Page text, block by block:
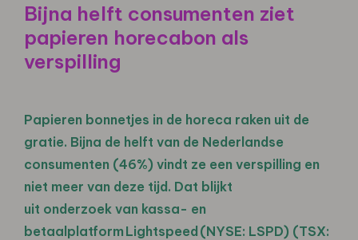
Bijna helft consumenten ziet
papieren horecabon als
verspilling
Papieren bonnetjes in de horeca raken uit de
gratie. Bijna de helft van de Nederlandse
consumenten (46%) vindt ze een verspilling en
niet meer van deze tijd. Dat blijkt
uit onderzoek van kassa- en
betaalplatform Lightspeed (NYSE: LSPD) (TSX: